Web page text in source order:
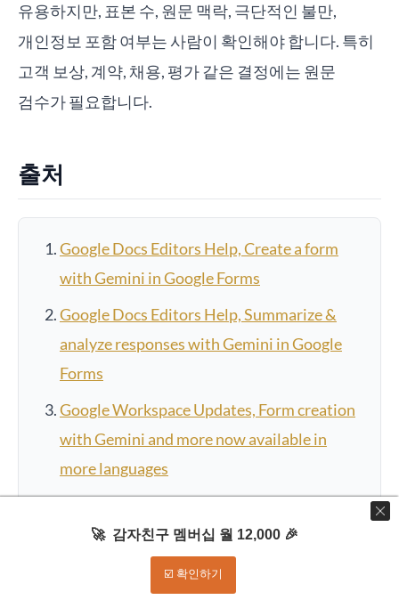
유용하지만, 표본 수, 원문 맥락, 극단적인 불만,
개인정보 포함 여부는 사람이 확인해야 합니다. 특히
고객 보상, 계약, 채용, 평가 같은 결정에는 원문
검수가 필요합니다.
출처
Google Docs Editors Help, Create a form
with Gemini in Google Forms
Google Docs Editors Help, Summarize &
analyze responses with Gemini in Google
Forms
Google Workspace Updates, Form creation
with Gemini and more now available in
more languages
quantitative insights from text responses
with Gemini in Google Forms
🚀 감자친구 멤버십 월 12,000 🎉
☑️ 확인하기